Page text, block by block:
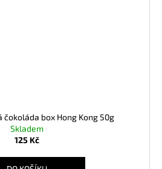
čokoláda box Hong Kong 50g
Skladem
125 Kč